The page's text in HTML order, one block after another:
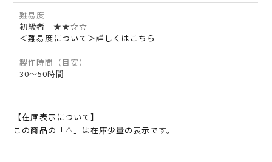
難易度
初級者 ★★☆☆
＜難易度について＞詳しくはこちら
製作時間（目安）
30～50時間
【在庫表示について】
この商品の「△」は在庫少量の表示です。